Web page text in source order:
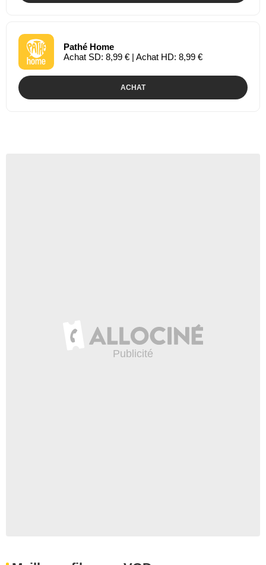
Pathé Home
Achat SD: 8,99 € | Achat HD: 8,99 €
ACHAT